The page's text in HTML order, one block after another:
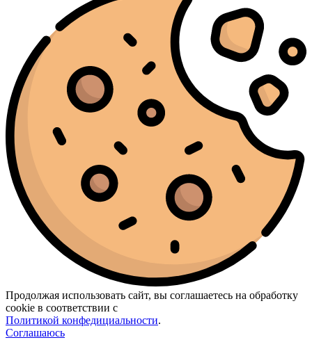
Продолжая использовать сайт, вы соглашаетесь на обработку
cookie в соответствии с
Политикой конфедициальности.
Соглашаюсь